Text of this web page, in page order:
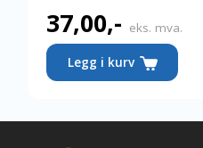
37,00,- eks. mva.
Legg i kurv